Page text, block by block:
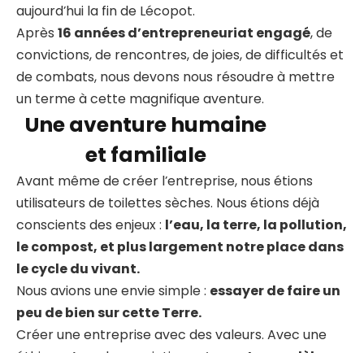
aujourd’hui la fin de Lécopot.
Après 16 années d’entrepreneuriat engagé, de
convictions, de rencontres, de joies, de difficultés et
de combats, nous devons nous résoudre à mettre
un terme à cette magnifique aventure.
Une aventure humaine
et familiale
Avant même de créer l’entreprise, nous étions
utilisateurs de toilettes sèches. Nous étions déjà
conscients des enjeux : l’eau, la terre, la pollution,
le compost, et plus largement notre place dans
le cycle du vivant.
Nous avions une envie simple : essayer de faire un
peu de bien sur cette Terre.
Créer une entreprise avec des valeurs. Avec une